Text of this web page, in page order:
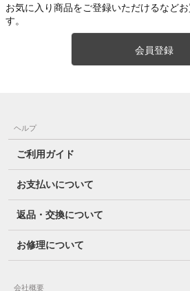
お気に入り商品をご登録いただけるなど
す。
会員登録
ヘルプ
ご利用ガイド
お支払いについて
返品・交換について
お修理について
会社概要